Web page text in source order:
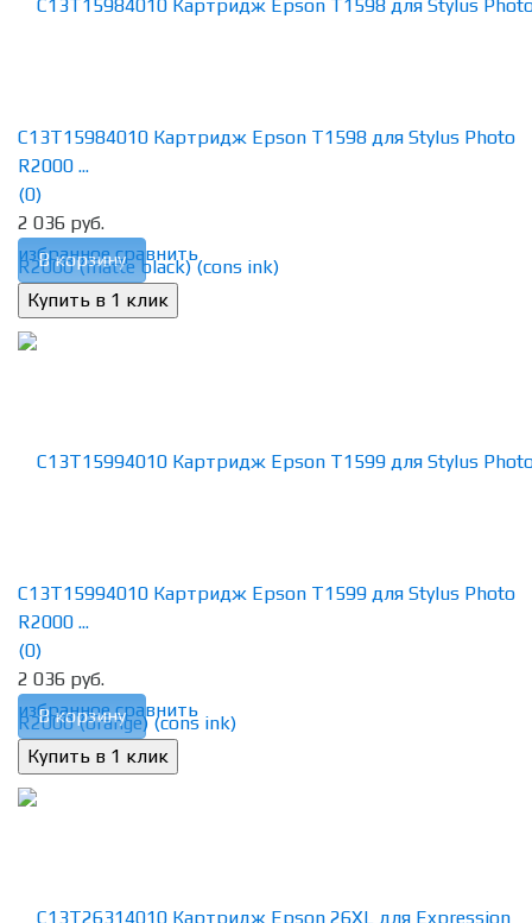
избранное сравнить
C13T15984010 Картридж Epson T1598 для Stylus Photo
R2000 ...
(0)
2 036 руб.
В корзину
избранное сравнить
C13T15994010 Картридж Epson T1599 для Stylus Photo
R2000 ...
(0)
2 036 руб.
В корзину